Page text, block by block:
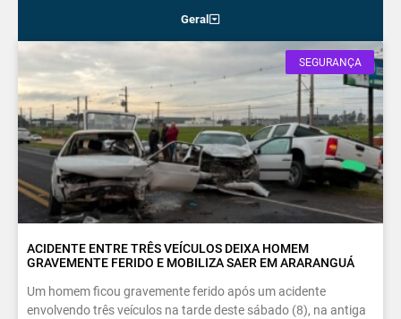
Geral
SEGURANÇA
ACIDENTE ENTRE TRÊS VEÍCULOS DEIXA HOMEM
GRAVEMENTE FERIDO E MOBILIZA SAER EM ARARANGUÁ
Um homem ficou gravemente ferido após um acidente
envolvendo três veículos na tarde deste sábado (8), na antiga